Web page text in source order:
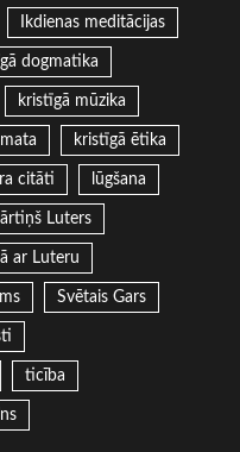
Ikdienas meditācijas
dogmatika
kristīgā mūzika
kristīgā ētika
citāti lūgšana
Luters
ar Luteru
Svētais Gars
ticība